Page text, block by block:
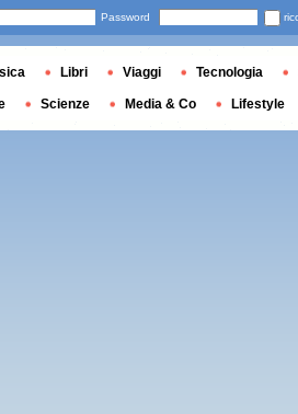
Password
Libri Viaggi Tecnologia
Scienze Media & Co Lifestyle